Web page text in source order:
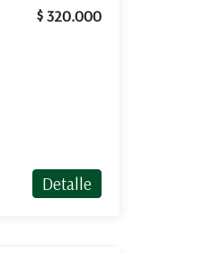
$ 320.000
Detalle